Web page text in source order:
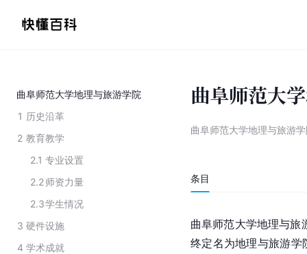
曲阜师范大学地理与旅游学院
1 历史沿革
2 教育教学
2.1 专业设置
2.2师资力量
2.3学生情况
3 硬件设施
4 学术成就
曲阜师范大
曲阜师范大学地理与旅游
条目
曲阜师范大学地理与旅
终定名为地理与旅游学